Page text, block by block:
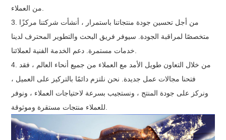
من العملاء.
3. من أجل تحسين جودة منتجاتنا باستمرار ، أنشأت شركتنا مركزًا
متخصصًا لمراقبة الجودة. سيوفر فريق البحث والتطوير المحترف لدينا
خدمات مستمرة. دعم الخدمة الفنية لعملائنا.
4. من خلال التعاون طويل الأمد مع العملاء من جميع أنحاء العالم ، فقد
فتحنا مجالات عمل جديدة. نحن نلتزم دائمًا بالتركيز على العميل ،
ونركز على جودة المنتج ، ونستجيب بسرعة لاحتياجات العملاء ، ونوفر
للعملاء منتجات مستقرة وموثوقة.